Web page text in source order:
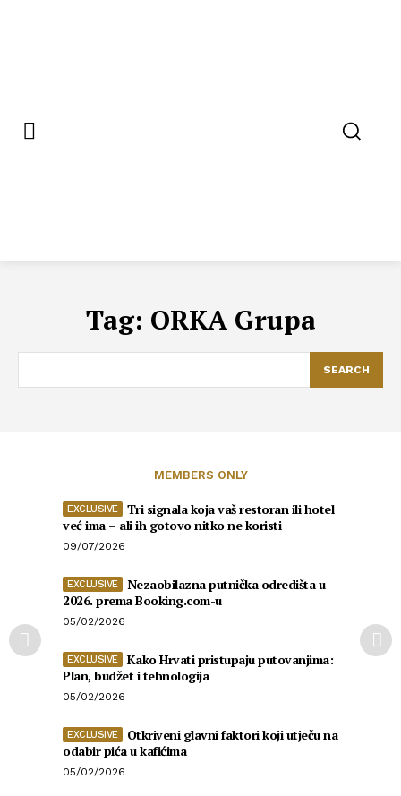
Tag: ORKA Grupa
SEARCH
MEMBERS ONLY
Tri signala koja vaš restoran ili hotel
već ima – ali ih gotovo nitko ne koristi
09/07/2026
Nezaobilazna putnička odredišta u
2026. prema Booking.com-u
05/02/2026
Kako Hrvati pristupaju putovanjima:
Plan, budžet i tehnologija
05/02/2026
Otkriveni glavni faktori koji utječu na
odabir pića u kafićima
05/02/2026